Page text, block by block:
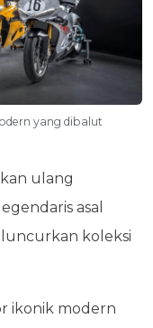
yang dibalut
ulang
asal
koleksi
ikonik modern